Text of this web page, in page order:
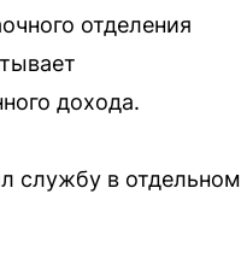
отделения
дохода.
службу в отдельном